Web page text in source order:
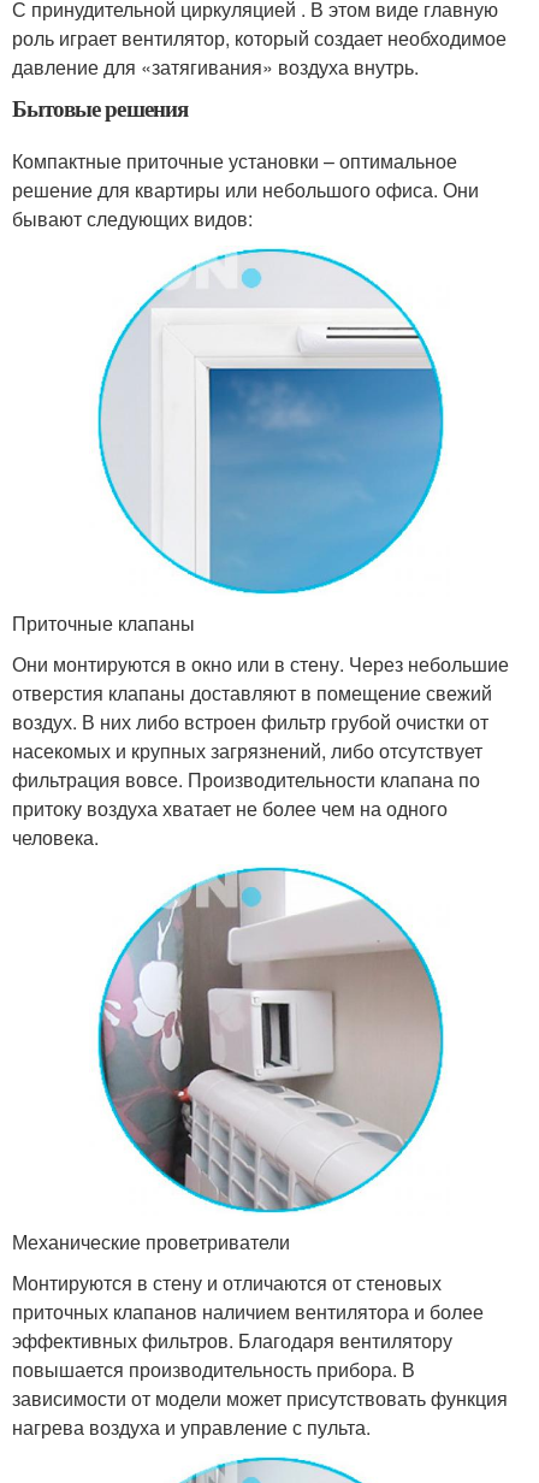
С принудительной циркуляцией . В этом виде главную
роль играет вентилятор, который создает необходимое
давление для «затягивания» воздуха внутрь.
Бытовые решения
Компактные приточные установки – оптимальное
решение для квартиры или небольшого офиса. Они
бывают следующих видов:
Приточные клапаны
Они монтируются в окно или в стену. Через небольшие
отверстия клапаны доставляют в помещение свежий
воздух. В них либо встроен фильтр грубой очистки от
насекомых и крупных загрязнений, либо отсутствует
фильтрация вовсе. Производительности клапана по
притоку воздуха хватает не более чем на одного
человека.
Механические проветриватели
Монтируются в стену и отличаются от стеновых
приточных клапанов наличием вентилятора и более
эффективных фильтров. Благодаря вентилятору
повышается производительность прибора. В
зависимости от модели может присутствовать функция
нагрева воздуха и управление с пульта.